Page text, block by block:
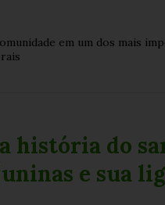
em um dos mais
história do
e sua